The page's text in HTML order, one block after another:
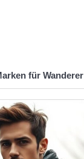
für Wanderer